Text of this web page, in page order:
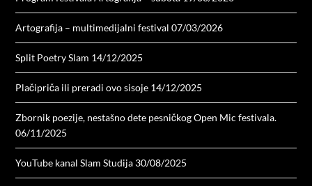
Artografija – multimedijalni festival 07/03/2026
Split Poetry Slam 14/12/2025
Plačipriča ili preradi ovo sisoje 14/12/2025
Zbornik poezije, nestašno dete pesničkog Open Mic festivala.
06/11/2025
YouTube kanal Slam Studija 30/08/2025